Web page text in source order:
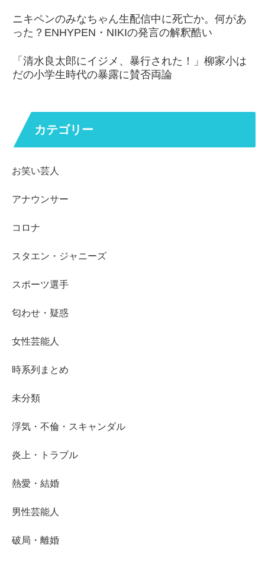
ニキペンのみなちゃん生配信中に死亡か。何があ
った？ENHYPEN・NIKIの発言の解釈酷い
「清水良太郎にイジメ、暴行された！」柳家小は
だの小学生時代の暴露に賛否両論
カテゴリー
お笑い芸人
アナウンサー
コロナ
スタエン・ジャニーズ
スポーツ選手
匂わせ・疑惑
女性芸能人
時系列まとめ
未分類
浮気・不倫・スキャンダル
炎上・トラブル
熱愛・結婚
男性芸能人
破局・離婚